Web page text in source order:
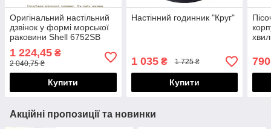
Оригінальний настільний
дзвінок у формі морської
раковини Shell 6752SВ
1 224,45 ₴
2 040,75 ₴
Купити
Настінний годинник "Круг"
1 035₴ 1 725 ₴
Купити
Акційні пропозиції та новинки